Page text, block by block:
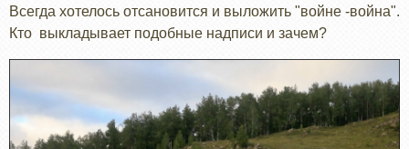
Всегда хотелось отсановится и выложить "войне -война".
Кто выкладывает подобные надписи и зачем?